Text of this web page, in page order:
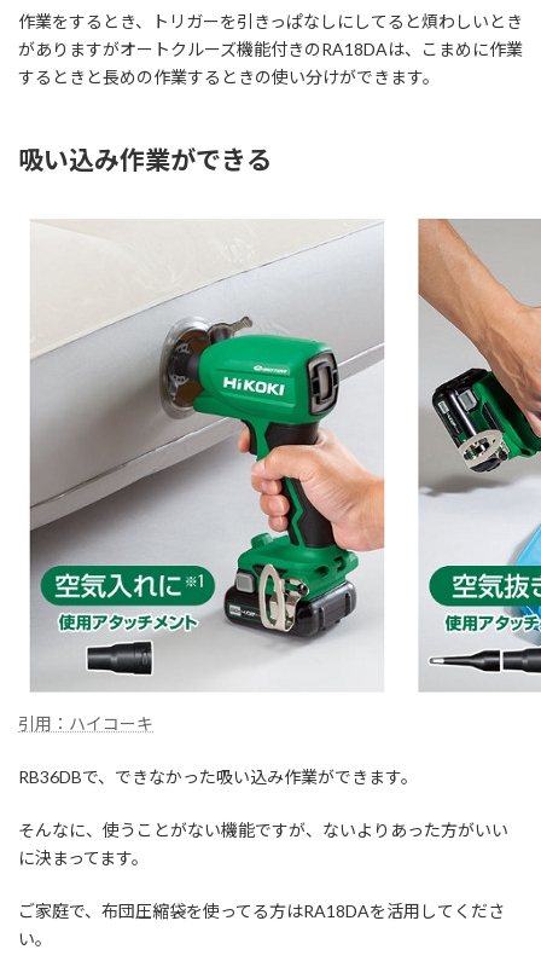
作業をするとき、トリガーを引きっぱなしにしてると煩わしいとき
がありますがオートクルーズ機能付きのRA18DAは、こまめに作業
するときと長めの作業するときの使い分けができます。
吸い込み作業ができる
引用：ハイコーキ
RB36DBで、できなかった吸い込み作業ができます。
そんなに、使うことがない機能ですが、ないよりあった方がいい
に決まってます。
ご家庭で、布団圧縮袋を使ってる方はRA18DAを活用してくださ
い。